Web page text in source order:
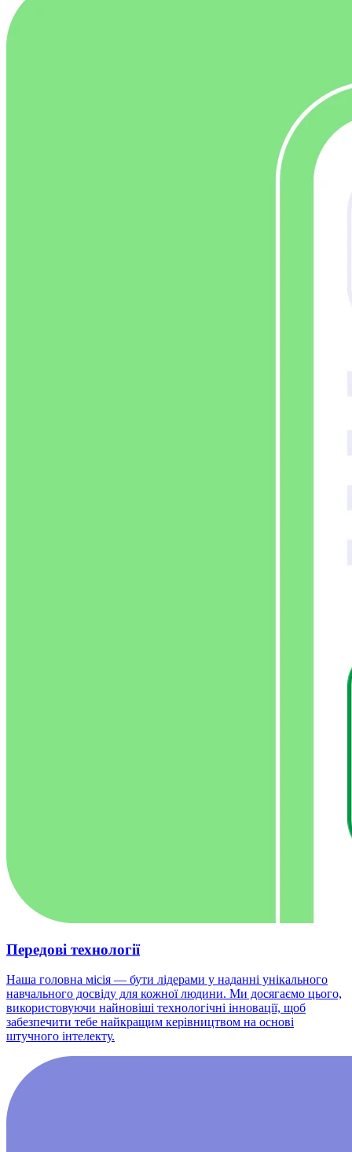
Передові технології
Наша головна місія — бути лідерами у наданні унікального
навчального досвіду для кожної людини. Ми досягаємо цього,
використовуючи найновіші технологічні інновації, щоб
забезпечити тебе найкращим керівництвом на основі
штучного інтелекту.